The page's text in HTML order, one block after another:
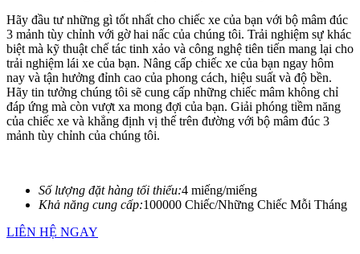
Hãy đầu tư những gì tốt nhất cho chiếc xe của bạn với bộ mâm đúc
3 mảnh tùy chỉnh với gờ hai nấc của chúng tôi. Trải nghiệm sự khác
biệt mà kỹ thuật chế tác tinh xảo và công nghệ tiên tiến mang lại cho
trải nghiệm lái xe của bạn. Nâng cấp chiếc xe của bạn ngay hôm
nay và tận hưởng đỉnh cao của phong cách, hiệu suất và độ bền.
Hãy tin tưởng chúng tôi sẽ cung cấp những chiếc mâm không chỉ
đáp ứng mà còn vượt xa mong đợi của bạn. Giải phóng tiềm năng
của chiếc xe và khẳng định vị thế trên đường với bộ mâm đúc 3
mảnh tùy chỉnh của chúng tôi.
Số lượng đặt hàng tối thiểu:4 miếng/miếng
Khả năng cung cấp:100000 Chiếc/Những Chiếc Mỗi Tháng
LIÊN HỆ NGAY